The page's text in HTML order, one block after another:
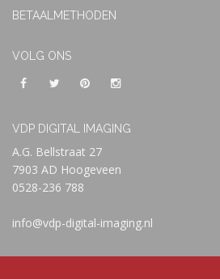
BETAALMETHODEN
VOLG ONS
VDP DIGITAL IMAGING
A.G. Bellstraat 27
7903 AD Hoogeveen
0528-236 788
info@vdp-digital-imaging.nl